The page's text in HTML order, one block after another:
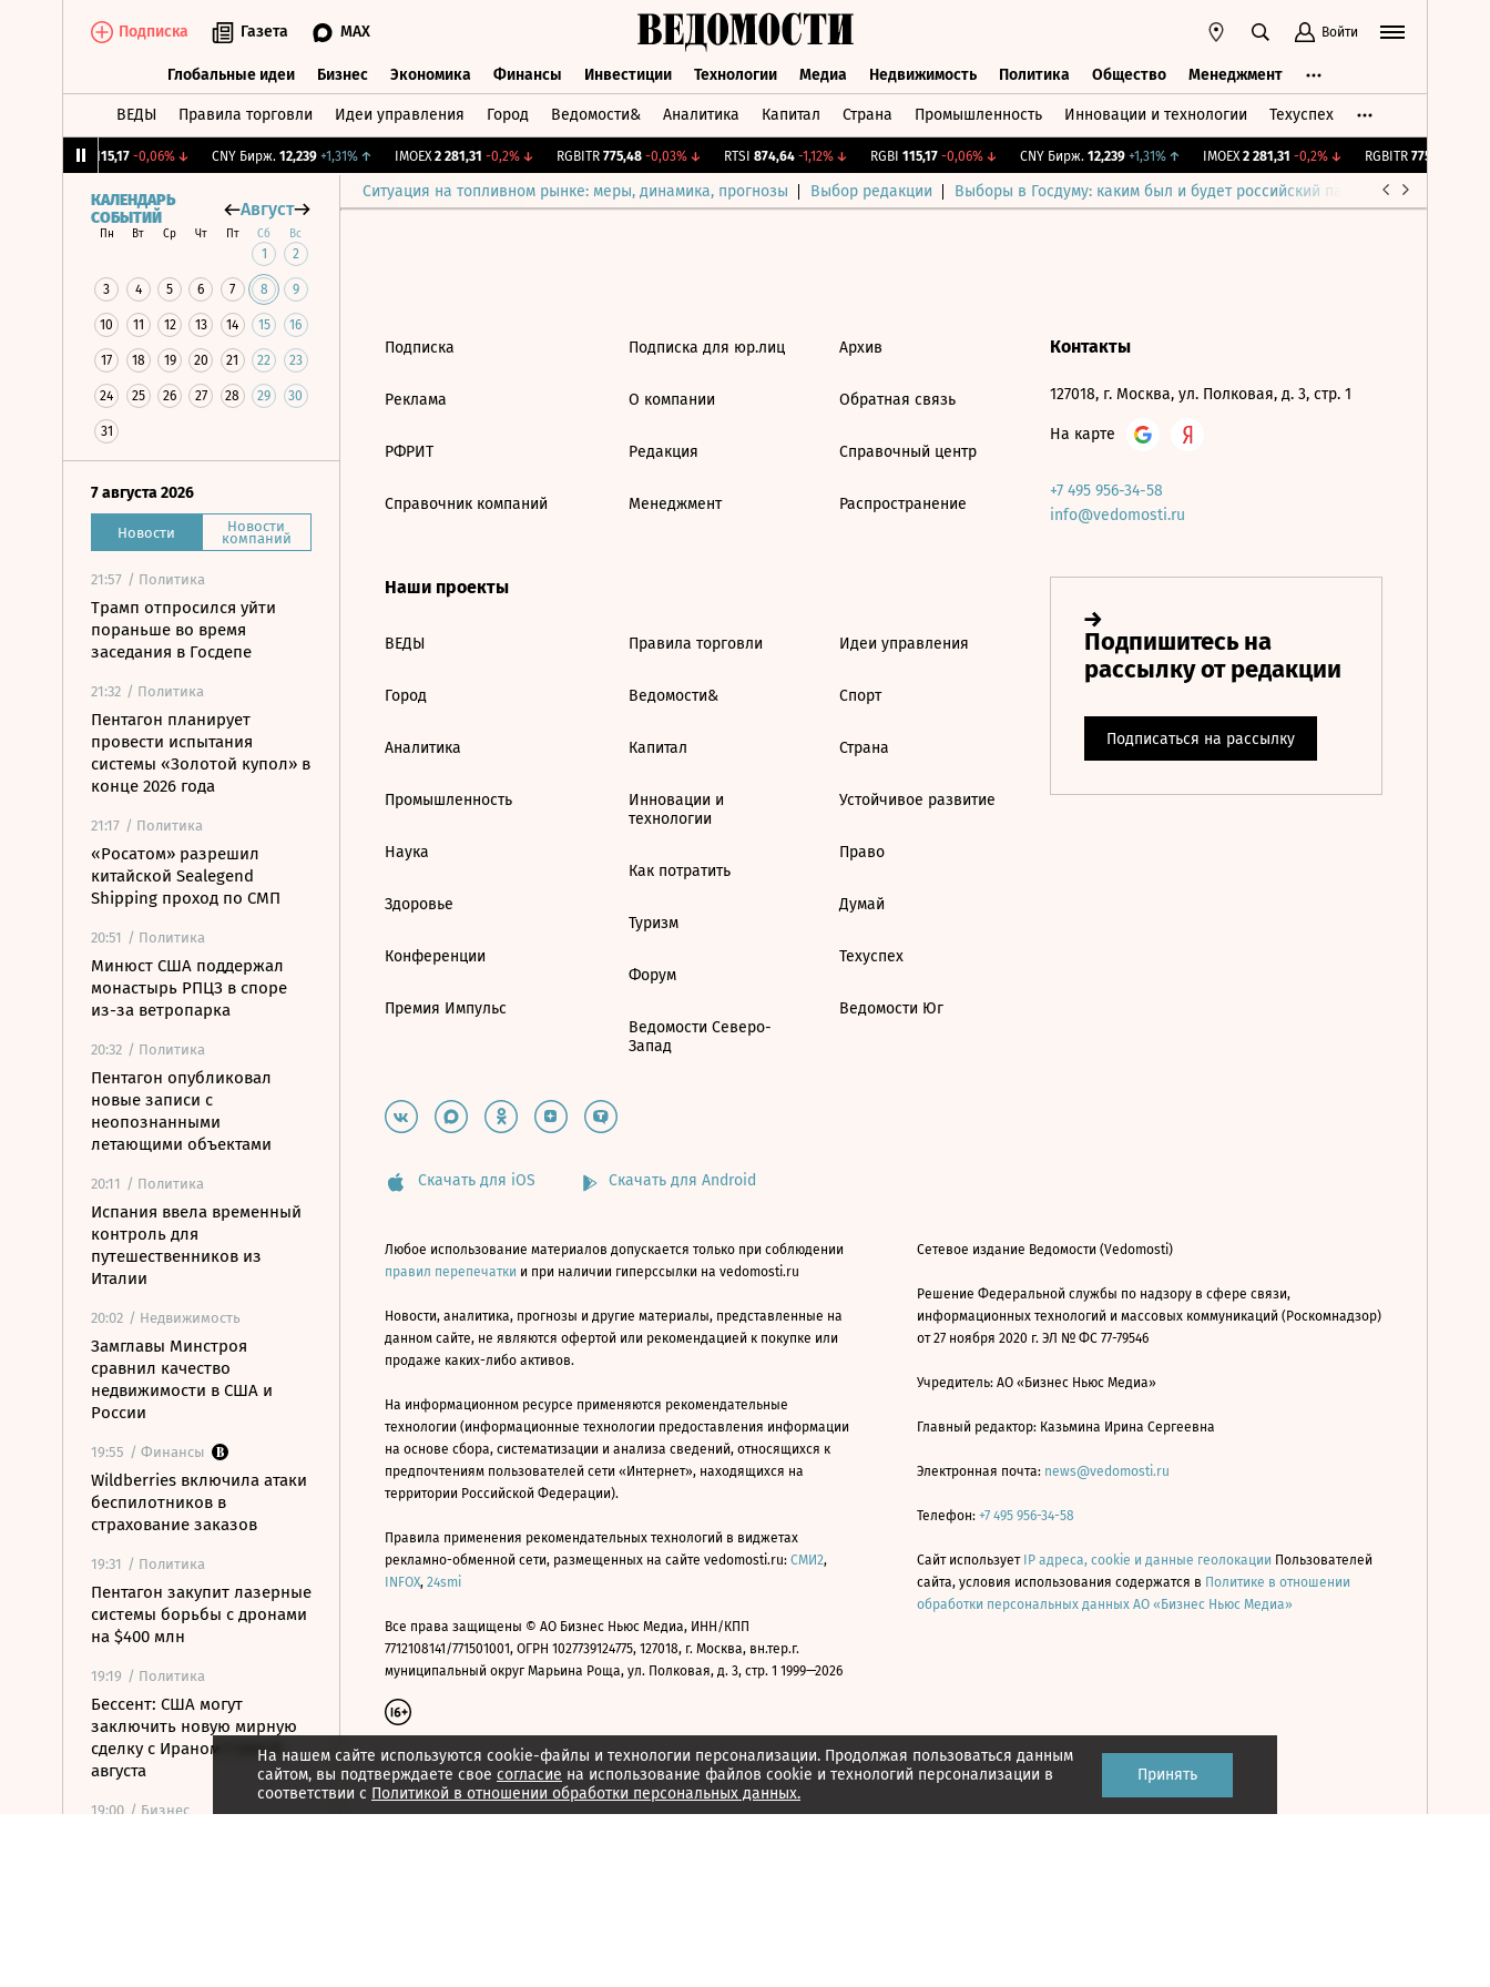
Подписка Газета MAX Войти
Глобальные идеи Бизнес Экономика Финансы Инвестиции Технологии Медиа Недвижимость Политика Общество Менеджмент
ВЕДЫ Правила торговли Идеи управления Город Ведомости& Аналитика Капитал Страна Промышленность Инновации и технологии Техуспех
115,17 -0,06%↓ CNY Бирж. 12,239 +1,31%↑ IMOEX 2 281,31 -0,2%↓ RGBITR 775,48 -0,03%↓ RTSI 874,64 -1,12%↓ RGBI 115,17 -0,06%↓ CNY Бирж. 12,239 +1,31%↑ IMOEX 2 281,31 -0,2%↓ RGBITR 775,48
Ситуация на топливном рынке: меры, динамика, прогнозы Выбор редакции Выборы в Госдуму: каким был и будет российский парламент
КАЛЕНДАРЬ
СОБЫТИЙ
Август
Пн Вт Ср Чт Пт Сб Вс
1 2
3 4 5 6 7 8 9
10 11 12 13 14 15 16
17 18 19 20 21 22 23
24 25 26 27 28 29 30
31
7 августа 2026
Новости Новости
компаний
21:57 / Политика
Трамп отпросился уйти
пораньше во время
заседания в Госдепе
21:32 / Политика
Пентагон планирует
провести испытания
системы «Золотой купол» в
конце 2026 года
21:17 / Политика
«Росатом» разрешил
китайской Sealegend
Shipping проход по СМП
20:51 / Политика
Минюст США поддержал
монастырь РПЦЗ в споре
из-за ветропарка
20:32 / Политика
Пентагон опубликовал
новые записи с
неопознанными
летающими объектами
20:11 / Политика
Испания ввела временный
контроль для
путешественников из
Италии
20:02 / Недвижимость
Замглавы Минстроя
сравнил качество
недвижимости в США и
России
19:55 / Финансы
Wildberries включила атаки
беспилотников в
страхование заказов
19:31 / Политика
Пентагон закупит лазерные
системы борьбы с дронами
на $400 млн
19:19 / Политика
Бессент: США могут
заключить новую мирную
сделку с Ираном 7 или 8
августа
19:00 / Бизнес
На нашем сайте используются cookie-файлы и технологии персонализации. Продолжая пользоваться данным
сайтом, вы подтверждаете свое согласие на использование файлов cookie и технологий персонализации в
соответствии с Политикой в отношении обработки персональных данных.
Принять
Подписка
Реклама
РФРИТ
Справочник компаний
Подписка для юр.лиц
О компании
Редакция
Менеджмент
Архив
Обратная связь
Справочный центр
Распространение
Наши проекты
ВЕДЫ
Город
Аналитика
Промышленность
Наука
Здоровье
Конференции
Премия Импульс
Правила торговли
Ведомости&
Капитал
Инновации и
технологии
Как потратить
Туризм
Форум
Ведомости Северо-
Запад
Идеи управления
Спорт
Страна
Устойчивое развитие
Право
Думай
Техуспех
Ведомости Юг
Контакты
127018, г. Москва, ул. Полковая, д. 3, стр. 1
На карте
+7 495 956-34-58
info@vedomosti.ru
Скачать для iOS Скачать для Android
Любое использование материалов допускается только при соблюдении
правил перепечатки и при наличии гиперссылки на vedomosti.ru
Новости, аналитика, прогнозы и другие материалы, представленные на
данном сайте, не являются офертой или рекомендацией к покупке или
продаже каких-либо активов.
На информационном ресурсе применяются рекомендательные
технологии (информационные технологии предоставления информации
на основе сбора, систематизации и анализа сведений, относящихся к
предпочтениям пользователей сети «Интернет», находящихся на
территории Российской Федерации).
Правила применения рекомендательных технологий в виджетах
рекламно-обменной сети, размещенных на сайте vedomosti.ru: СМИ2,
INFOX, 24smi
Все права защищены © АО Бизнес Ньюс Медиа, ИНН/КПП
7712108141/771501001, ОГРН 1027739124775, 127018, г. Москва, вн.тер.г.
муниципальный округ Марьина Роща, ул. Полковая, д. 3, стр. 1 1999—2026
Сетевое издание Ведомости (Vedomosti)
Решение Федеральной службы по надзору в сфере связи,
информационных технологий и массовых коммуникаций (Роскомнадзор)
от 27 ноября 2020 г. ЭЛ № ФС 77-79546
Учредитель: АО «Бизнес Ньюс Медиа»
Главный редактор: Казьмина Ирина Сергеевна
Электронная почта: news@vedomosti.ru
Телефон: +7 495 956-34-58
Сайт использует IP адреса, cookie и данные геолокации Пользователей
сайта, условия использования содержатся в Политике в отношении
обработки персональных данных АО «Бизнес Ньюс Медиа»